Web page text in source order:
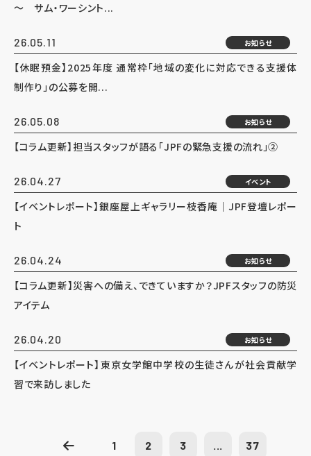
～ サム・ワーシント...
26.05.11 お知らせ
【休眠預金】2025年度 通常枠「地域の変化に対応できる支援体
制作り」の公募を開...
26.05.08 お知らせ
【コラム更新】担当スタッフが語る「JPFの緊急支援の流れ」②
26.04.27 イベント
【イベントレポート】銀座屋上ギャラリー枝香庵｜JPF登壇レポー
ト
26.04.24 お知らせ
【コラム更新】災害への備え、できていますか？JPFスタッフの防災
アイテム
26.04.20 お知らせ
【イベントレポート】東京女学館中学校の生徒さんが社会貢献学
習で来訪しました
1 2 3 ... 37